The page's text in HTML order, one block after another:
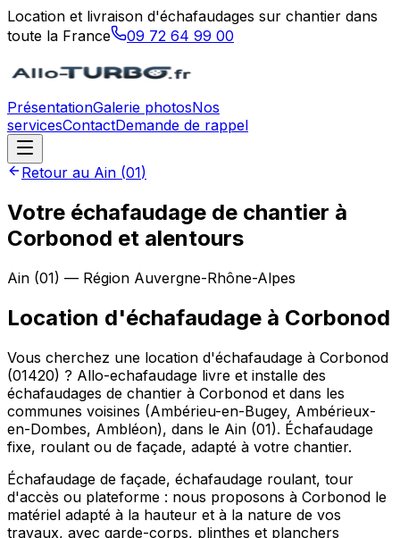
Location et livraison d'échafaudages sur chantier dans
toute la France
09 72 64 99 00
PrésentationGalerie photosNos
servicesContactDemande de rappel
Retour au Ain (01)
Votre échafaudage de chantier à
Corbonod et alentours
Ain (01) — Région Auvergne-Rhône-Alpes
Location d'échafaudage à Corbonod
Vous cherchez une location d'échafaudage à Corbonod
(01420) ? Allo-echafaudage livre et installe des
échafaudages de chantier à Corbonod et dans les
communes voisines (Ambérieu-en-Bugey, Ambérieux-
en-Dombes, Ambléon), dans le Ain (01). Échafaudage
fixe, roulant ou de façade, adapté à votre chantier.
Échafaudage de façade, échafaudage roulant, tour
d'accès ou plateforme : nous proposons à Corbonod le
matériel adapté à la hauteur et à la nature de vos
travaux, avec garde-corps, plinthes et planchers